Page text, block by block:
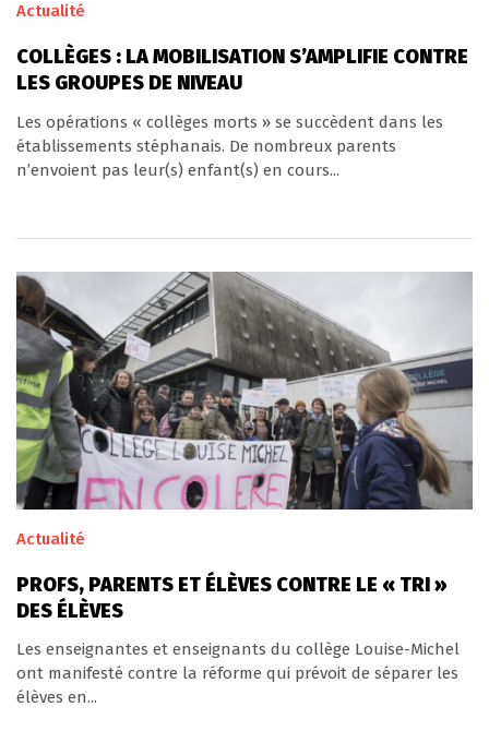
Actualité
COLLÈGES : LA MOBILISATION S’AMPLIFIE CONTRE
LES GROUPES DE NIVEAU
Les opérations « collèges morts » se succèdent dans les
établissements stéphanais. De nombreux parents
n’envoient pas leur(s) enfant(s) en cours...
Actualité
PROFS, PARENTS ET ÉLÈVES CONTRE LE « TRI »
DES ÉLÈVES
Les enseignantes et enseignants du collège Louise-Michel
ont manifesté contre la réforme qui prévoit de séparer les
élèves en...